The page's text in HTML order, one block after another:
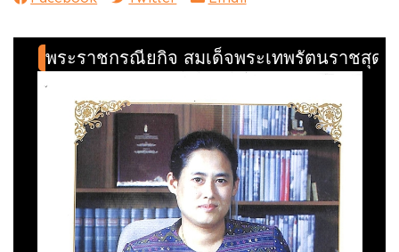
พระราชกรณียกิจ สมเด็จพระเทพรัตนราชสุด